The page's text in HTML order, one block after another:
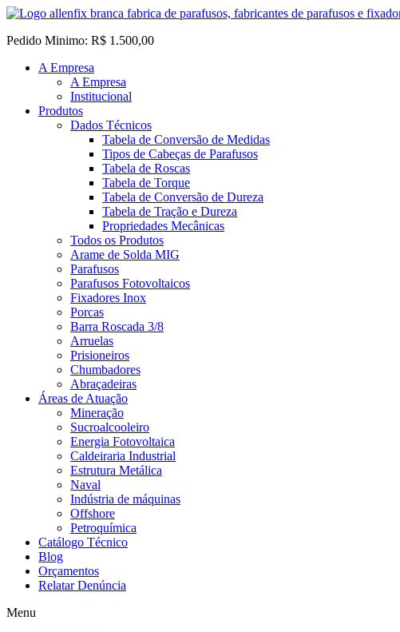
Pedido Minimo: R$ 1.500,00
A Empresa
A Empresa
Institucional
Produtos
Dados Técnicos
Tabela de Conversão de Medidas
Tipos de Cabeças de Parafusos
Tabela de Roscas
Tabela de Torque
Tabela de Conversão de Dureza
Tabela de Tração e Dureza
Propriedades Mecânicas
Todos os Produtos
Arame de Solda MIG
Parafusos
Parafusos Fotovoltaicos
Fixadores Inox
Porcas
Barra Roscada 3/8
Arruelas
Prisioneiros
Chumbadores
Abraçadeiras
Áreas de Atuação
Mineração
Sucroalcooleiro
Energia Fotovoltaica
Caldeiraria Industrial
Estrutura Metálica
Naval
Indústria de máquinas
Offshore
Petroquímica
Catálogo Técnico
Blog
Orçamentos
Relatar Denúncia
Menu